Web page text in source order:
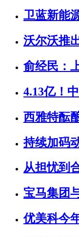
卫蓝新能
沃尔沃推
俞经民：
4.13亿！
西雅特酝
持续加码
从担忧到
宝马集团
优美科今